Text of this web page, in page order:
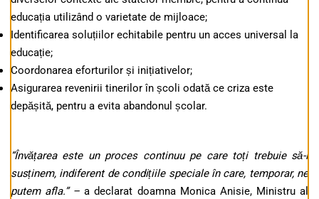
educația utilizând o varietate de mijloace;
Identificarea soluțiilor echitabile pentru un acces universal la
educație;
Coordonarea eforturilor și inițiativelor;
Asigurarea revenirii tinerilor în școli odată ce criza este
depășită, pentru a evita abandonul școlar.
“Învățarea este un proces continuu pe care toți trebuie să-l
susținem, indiferent de condițiile speciale în care, temporar, ne
putem afla.” –a declarat doamna Monica Anisie, Ministru al